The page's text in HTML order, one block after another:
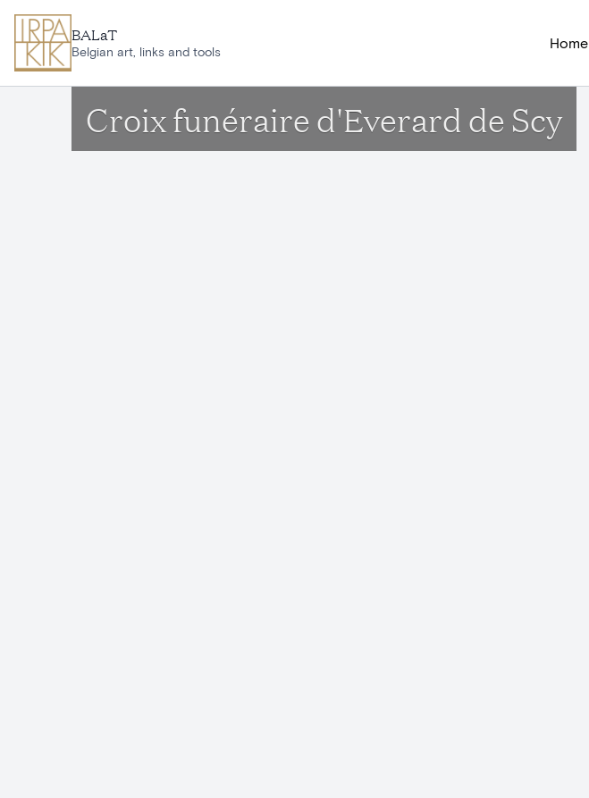
BALaT
Belgian art, links and tools
Home
Croix funéraire d'Everard de Scy